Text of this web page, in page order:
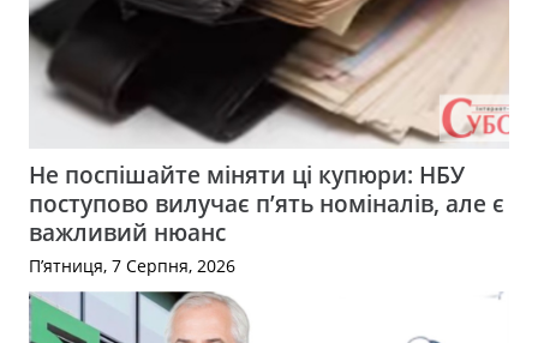
Не поспішайте міняти ці купюри: НБУ
поступово вилучає п’ять номіналів, але є
важливий нюанс
П’ятниця, 7 Серпня, 2026